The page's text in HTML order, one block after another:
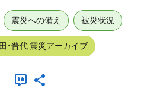
震災への備え 被災状況
・普代 震災アーカイブ